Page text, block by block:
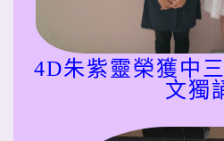
4D朱紫靈榮獲中
文獨